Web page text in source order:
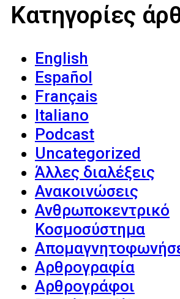
Κατηγορίες
English
Español
Français
Italiano
Podcast
Uncategorized
Άλλες διαλέξεις
Ανακοινώσεις
Ανθρωποκεντρικό
Κοσμοσύστημα
Αρθρογραφία
Αρθρογράφοι